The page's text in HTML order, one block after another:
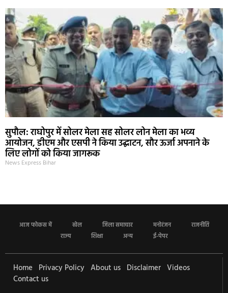
सुपौल: राघोपुर में सोलर मेला सह सोलर लोन मेला का भव्य
आयोजन, डीएम और एसपी ने किया उद्घाटन, सौर ऊर्जा अपनाने के
लिए लोगों को किया जागरूक
News Express Bihar
आज फोकस में खेल जिला समाचार मनोरंजन
राजनीति
राज्य
शिक्षा अन्य ई-पेपर
Home Privacy Policy About us Disclaimer Videos
Contact us